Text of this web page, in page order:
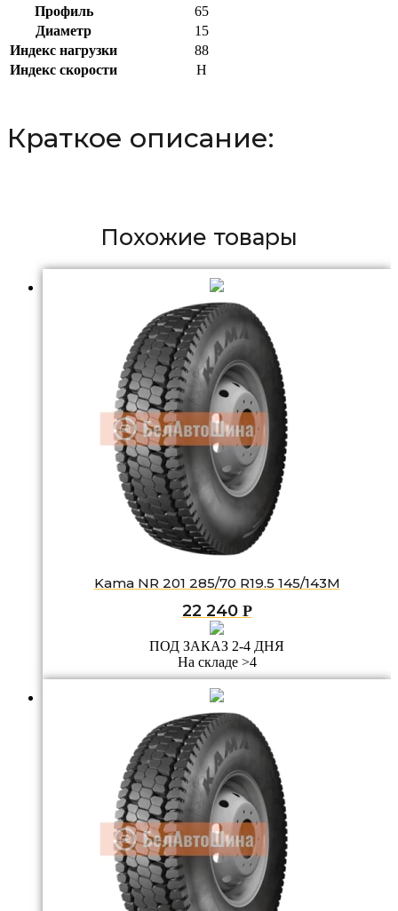
Профиль
65
Диаметр
15
Индекс нагрузки
88
Индекс скорости
H
Краткое описание:
Похожие товары
Kama NR 201 285/70 R19.5 145/143M
22 240 Р
ПОД ЗАКАЗ 2-4 ДНЯ
На складе >4